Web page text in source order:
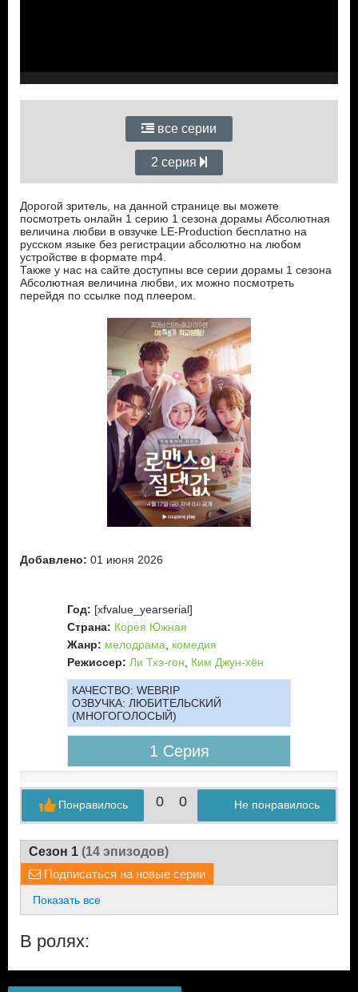
все серии
2 серия
Дорогой зритель, на данной странице вы можете
посмотреть онлайн 1 серию 1 сезона дорамы Абсолютная
величина любви в овзучке LE-Production бесплатно на
русском языке без регистрации абсолютно на любом
устройстве в формате mp4.
Также у нас на сайте доступны все серии дорамы 1 сезона
Абсолютная величина любви, их можно посмотреть
перейдя по ссылке под плеером.
Добавлено: 01 июня 2026
Год: [xfvalue_yearserial]
Страна: Корея Южная
Жанр: мелодрама, комедия
Режиссер: Ли Тхэ-гон, Ким Джун-хён
КАЧЕСТВО: WEBRIP
ОЗВУЧКА: ЛЮБИТЕЛЬСКИЙ
(МНОГОГОЛОСЫЙ)
1 Серия
0 0 Не понравилось
Понравилось
Сезон 1 (14 эпизодов)
Подписаться на новые серии
Показать все
В ролях: